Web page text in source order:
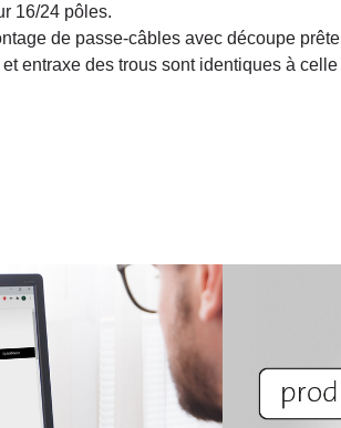
16/24 pôles.
de passe-câbles avec découpe prête
entraxe des trous sont identiques à celle